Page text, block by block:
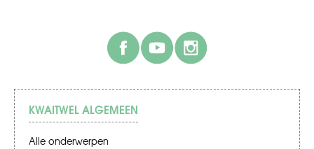
facebook
KWAITWEL ALGEMEEN
Alle onderwerpen